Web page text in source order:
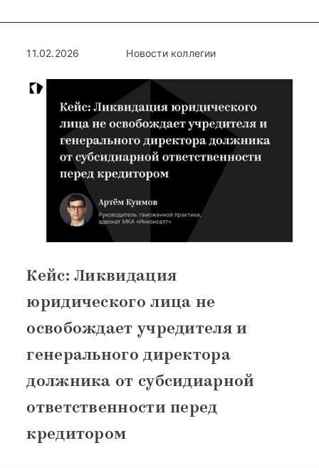
11.02.2026 Новости коллегии
Кейс: Ликвидация
юридического лица не
освобождает учредителя и
генерального директора
должника от субсидиарной
ответственности перед
кредитором